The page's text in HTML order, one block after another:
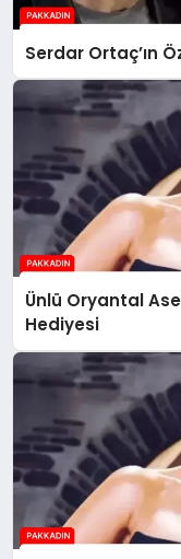
Serdar Ortaç’ın
Ünlü Oryantal
Hediyesi